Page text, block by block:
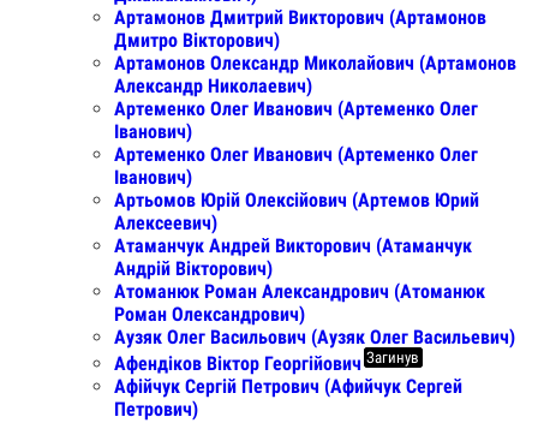
Артамонов Дмитрий Викторович (Артамонов
Дмитро Вікторович)
Артамонов Олександр Миколайович (Артамонов
Александр Николаевич)
Артеменко Олег Иванович (Артеменко Олег
Іванович)
Артеменко Олег Иванович (Артеменко Олег
Іванович)
Артьомов Юрій Олексійович (Артемов Юрий
Алексеевич)
Атаманчук Андрей Викторович (Атаманчук
Андрій Вікторович)
Атоманюк Роман Александрович (Атоманюк
Роман Олександрович)
Аузяк Олег Васильович (Аузяк Олег Васильевич)
Афендіков Віктор Георгійович Загинув
Афійчук Сергій Петрович (Афийчук Сергей
Петрович)